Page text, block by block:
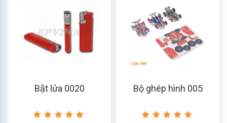
Bật lửa 0020 Bộ ghép hình 005